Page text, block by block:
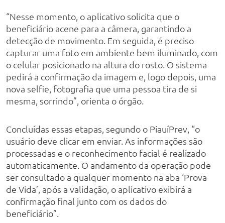
“Nesse momento, o aplicativo solicita que o
beneficiário acene para a câmera, garantindo a
detecção de movimento. Em seguida, é preciso
capturar uma foto em ambiente bem iluminado, com
o celular posicionado na altura do rosto. O sistema
pedirá a confirmação da imagem e, logo depois, uma
nova selfie, fotografia que uma pessoa tira de si
mesma, sorrindo”, orienta o órgão.
Concluídas essas etapas, segundo o PiauíPrev, “o
usuário deve clicar em enviar. As informações são
processadas e o reconhecimento facial é realizado
automaticamente. O andamento da operação pode
ser consultado a qualquer momento na aba ‘Prova
de Vida’, após a validação, o aplicativo exibirá a
confirmação final junto com os dados do
beneficiário”.